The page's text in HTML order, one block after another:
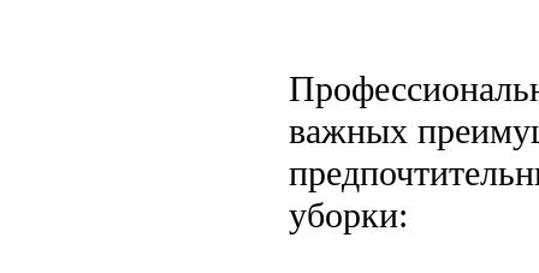
важных
уборки: